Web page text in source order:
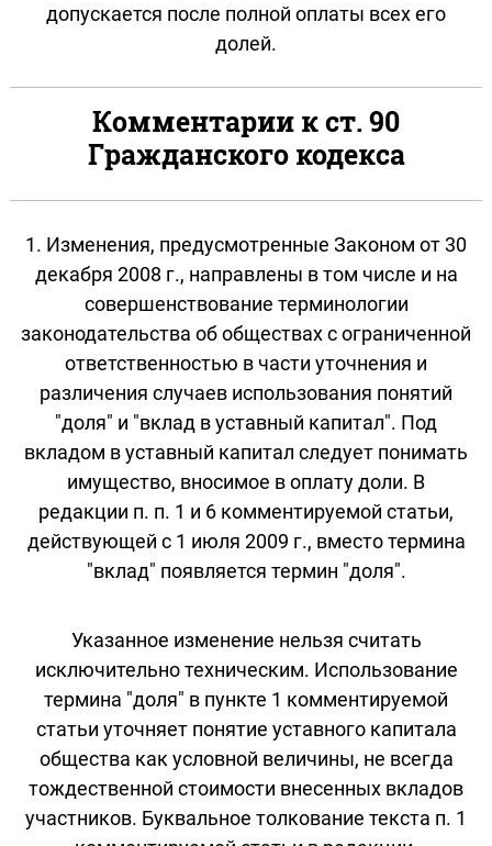
допускается после полной оплаты всех его
долей.
Комментарии к ст. 90
Гражданского кодекса
1. Изменения, предусмотренные Законом от 30
декабря 2008 г., направлены в том числе и на
совершенствование терминологии
законодательства об обществах с ограниченной
ответственностью в части уточнения и
различения случаев использования понятий
"доля" и "вклад в уставный капитал". Под
вкладом в уставный капитал следует понимать
имущество, вносимое в оплату доли. В
редакции п. п. 1 и 6 комментируемой статьи,
действующей с 1 июля 2009 г., вместо термина
"вклад" появляется термин "доля".
Указанное изменение нельзя считать
исключительно техническим. Использование
термина "доля" в пункте 1 комментируемой
статьи уточняет понятие уставного капитала
общества как условной величины, не всегда
тождественной стоимости внесенных вкладов
участников. Буквальное толкование текста п. 1